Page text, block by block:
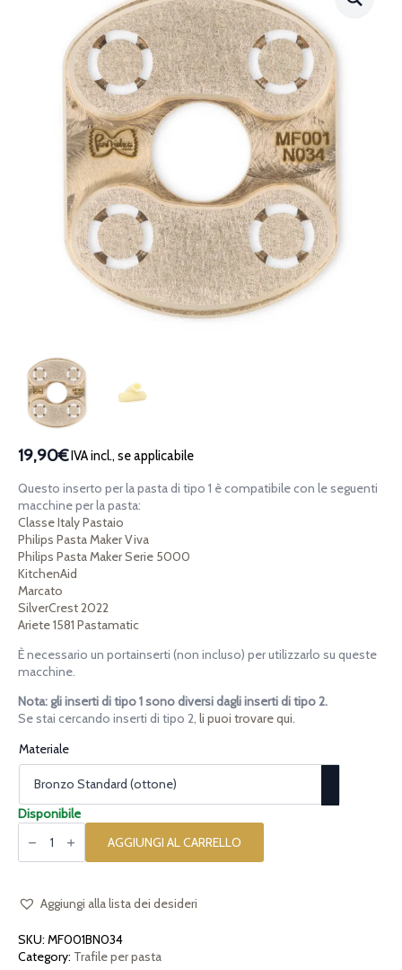
19,90€IVA incl., se applicabile
Questo inserto per la pasta di tipo 1 è compatibile con le seguenti
macchine per la pasta:
Classe Italy Pastaio
Philips Pasta Maker Viva
Philips Pasta Maker Serie 5000
KitchenAid
Marcato
SilverCrest 2022
Ariete 1581 Pastamatic
È necessario un portainserti (non incluso) per utilizzarlo su queste
macchine.
Nota: gli inserti di tipo 1 sono diversi dagli inserti di tipo 2.
Se stai cercando inserti di tipo 2, li puoi trovare qui.
Materiale
Disponibile
Inserto
per
pasta
Maccheroni
AGGIUNGI AL CARRELLO
Aggiungi alla lista dei desideri
SKU: MF001BN034
Category: Trafile per pasta